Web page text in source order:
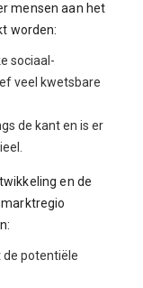
mensen aan het
worden:
sociaal-
veel kwetsbare
de kant en is er
en de
de potentiële